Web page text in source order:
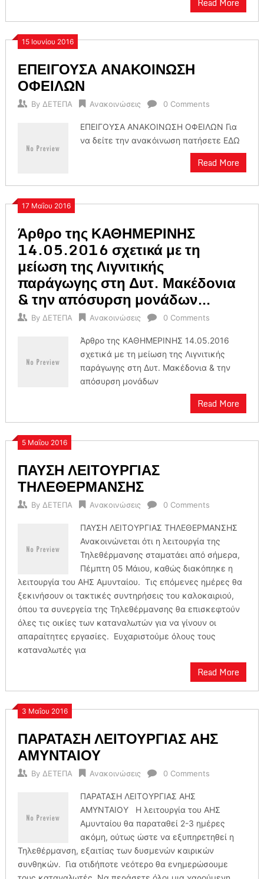
15 Ιουνίου 2016
ΕΠΕΙΓΟΥΣΑ ΑΝΑΚΟΙΝΩΣΗ
ΟΦΕΙΛΩΝ
By ΔΕΤΕΠΑ Ανακοινώσεις 0 Comments
ΕΠΕΙΓΟΥΣΑ ΑΝΑΚΟΙΝΩΣΗ ΟΦΕΙΛΩΝ Για
να δείτε την ανακόινωση πατήσετε ΕΔΩ
Read More
17 Μαΐου 2016
Άρθρο της ΚΑΘΗΜΕΡΙΝΗΣ
14.05.2016 σχετικά με τη
μείωση της Λιγνιτικής
παράγωγης στη Δυτ. Μακέδονια
& την απόσυρση μονάδων…
By ΔΕΤΕΠΑ Ανακοινώσεις 0 Comments
Άρθρο της ΚΑΘΗΜΕΡΙΝΗΣ 14.05.2016
σχετικά με τη μείωση της Λιγνιτικής
παράγωγης στη Δυτ. Μακέδονια & την
απόσυρση μονάδων
Read More
5 Μαΐου 2016
ΠΑΥΣΗ ΛΕΙΤΟΥΡΓΙΑΣ
ΤΗΛΕΘΕΡΜΑΝΣΗΣ
By ΔΕΤΕΠΑ Ανακοινώσεις 0 Comments
ΠΑΥΣΗ ΛΕΙΤΟΥΡΓΙΑΣ ΤΗΛΕΘΕΡΜΑΝΣΗΣ
Ανακοινώνεται ότι η λειτουργία της
Τηλεθέρμανσης σταματάει από σήμερα,
Πέμπτη 05 Μάιου, καθώς διακόπηκε η
λειτουργία του ΑΗΣ Αμυνταίου. Τις επόμενες ημέρες θα
ξεκινήσουν οι τακτικές συντηρήσεις του καλοκαιριού,
όπου τα συνεργεία της Τηλεθέρμανσης θα επισκεφτούν
όλες τις οικίες των καταναλωτών για να γίνουν οι
απαραίτητες εργασίες. Ευχαριστούμε όλους τους
καταναλωτές για
Read More
3 Μαΐου 2016
ΠΑΡΑΤΑΣΗ ΛΕΙΤΟΥΡΓΙΑΣ ΑΗΣ
ΑΜΥΝΤΑΙΟΥ
By ΔΕΤΕΠΑ Ανακοινώσεις 0 Comments
ΠΑΡΑΤΑΣΗ ΛΕΙΤΟΥΡΓΙΑΣ ΑΗΣ
ΑΜΥΝΤΑΙΟΥ Η λειτουργία του ΑΗΣ
Αμυνταίου θα παραταθεί 2-3 ημέρες
ακόμη, ούτως ώστε να εξυπηρετηθεί η
Τηλεθέρμανση, εξαιτίας των δυσμενών καιρικών
συνθηκών. Για οτιδήποτε νεότερο θα ενημερώσουμε